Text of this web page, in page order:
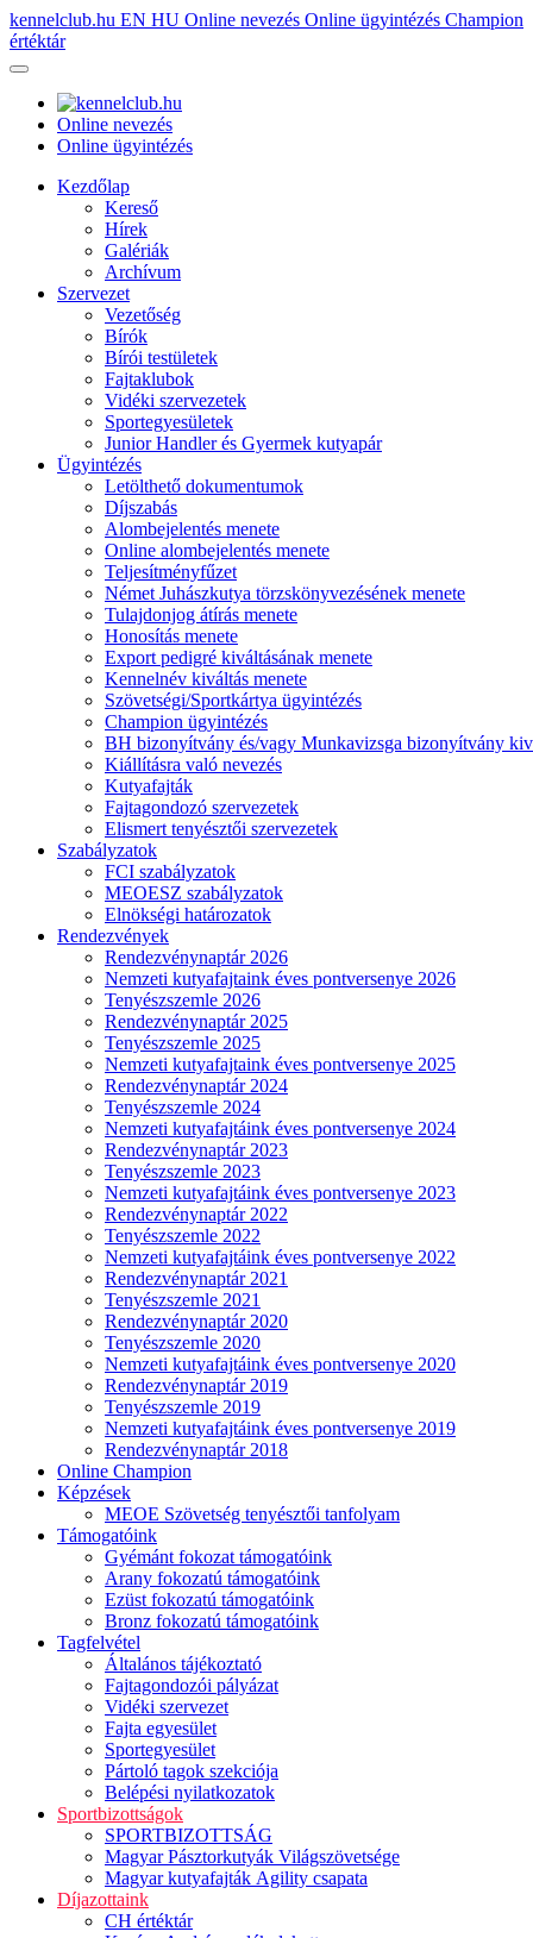
kennelclub.hu EN HU Online nevezés Online ügyintézés Champion
értéktár
Online nevezés
Online ügyintézés
Kezdőlap
Kereső
Hírek
Galériák
Archívum
Szervezet
Vezetőség
Bírók
Bírói testületek
Fajtaklubok
Vidéki szervezetek
Sportegyesületek
Junior Handler és Gyermek kutyapár
Ügyintézés
Letölthető dokumentumok
Díjszabás
Alombejelentés menete
Online alombejelentés menete
Teljesítményfűzet
Német Juhászkutya törzskönyvezésének menete
Tulajdonjog átírás menete
Honosítás menete
Export pedigré kiváltásának menete
Kennelnév kiváltás menete
Szövetségi/Sportkártya ügyintézés
Champion ügyintézés
BH bizonyítvány és/vagy Munkavizsga bizonyítvány
Kiállításra való nevezés
Kutyafajták
Fajtagondozó szervezetek
Elismert tenyésztői szervezetek
Szabályzatok
FCI szabályzatok
MEOESZ szabályzatok
Elnökségi határozatok
Rendezvények
Rendezvénynaptár 2026
Nemzeti kutyafajtaink éves pontversenye 2026
Tenyészszemle 2026
Rendezvénynaptár 2025
Tenyészszemle 2025
Nemzeti kutyafajtaink éves pontversenye 2025
Rendezvénynaptár 2024
Tenyészszemle 2024
Nemzeti kutyafajtáink éves pontversenye 2024
Rendezvénynaptár 2023
Tenyészszemle 2023
Nemzeti kutyafajtáink éves pontversenye 2023
Rendezvénynaptár 2022
Tenyészszemle 2022
Nemzeti kutyafajtáink éves pontversenye 2022
Rendezvénynaptár 2021
Tenyészszemle 2021
Rendezvénynaptár 2020
Tenyészszemle 2020
Nemzeti kutyafajtáink éves pontversenye 2020
Rendezvénynaptár 2019
Tenyészszemle 2019
Nemzeti kutyafajtáink éves pontversenye 2019
Rendezvénynaptár 2018
Online Champion
Képzések
MEOE Szövetség tenyésztői tanfolyam
Támogatóink
Gyémánt fokozat támogatóink
Arany fokozatú támogatóink
Ezüst fokozatú támogatóink
Bronz fokozatú támogatóink
Tagfelvétel
Általános tájékoztató
Fajtagondozói pályázat
Vidéki szervezet
Fajta egyesület
Sportegyesület
Pártoló tagok szekciója
Belépési nyilatkozatok
Sportbizottságok
SPORTBIZOTTSÁG
Magyar Pásztorkutyák Világszövetsége
Magyar kutyafajták Agility csapata
Díjazottaink
CH értéktár